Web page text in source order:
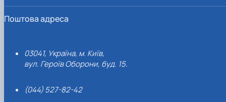
Поштова адреса
03041, Україна, м. Київ,
вул. Героїв Оборони, буд. 15.
(044) 527-82-42